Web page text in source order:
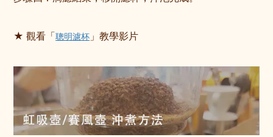
★ 觀看「聰明濾杯 」教學影片